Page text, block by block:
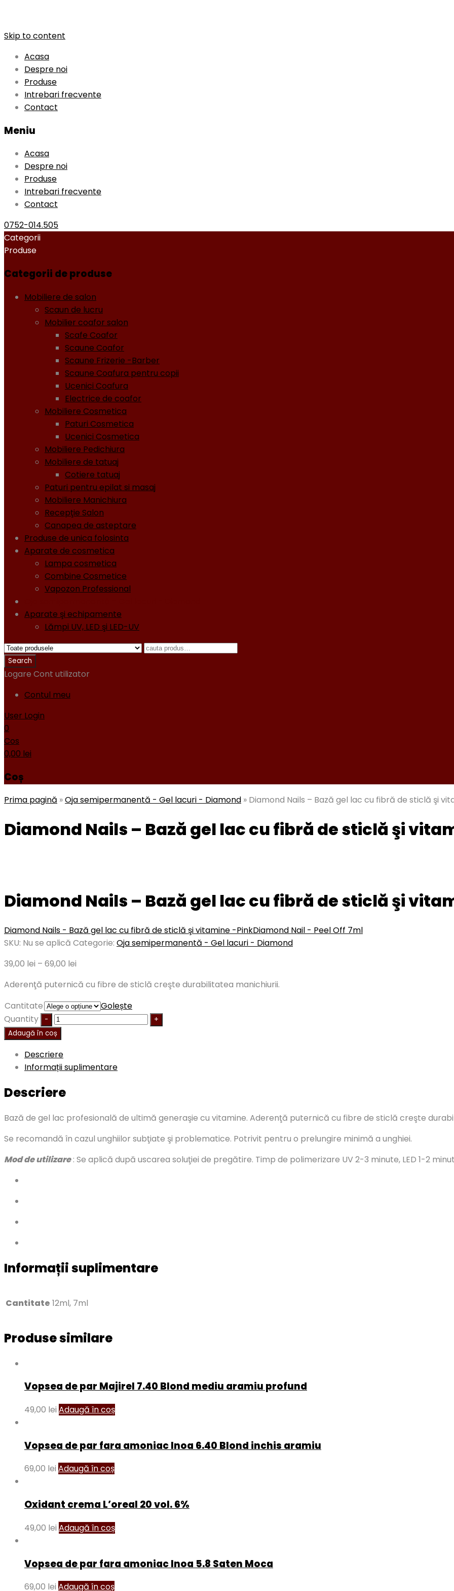
Skip to content
Acasa
Despre noi
Produse
Intrebari frecvente
Contact
Meniu
Acasa
Despre noi
Produse
Intrebari frecvente
Contact
0752-014.505
Categorii
Produse
Categorii de produse
Mobiliere de salon
Scaun de lucru
Mobilier coafor salon
Scafe Coafor
Scaune Coafor
Scaune Frizerie -Barber
Scaune Coafura pentru copii
Ucenici Coafura
Electrice de coafor
Mobiliere Cosmetica
Paturi Cosmetica
Ucenici Cosmetica
Mobiliere Pedichiura
Mobiliere de tatuaj
Cotiere tatuaj
Paturi pentru epilat si masaj
Mobiliere Manichiura
Recepţie Salon
Canapea de asteptare
Produse de unica folosinta
Aparate de cosmetica
Lampa cosmetica
Combine Cosmetice
Vapozon Professional
Aparate şi echipamente
Lămpi UV, LED şi LED-UV
Logare Cont utilizator
Contul meu
User Login
0
Cos
0,00 lei
Coș
Prima pagină »Oja semipermanentă - Gel lacuri - Diamond » Diamond Nails – Bază gel lac cu fibră de sticlă şi
Diamond Nails – Bază gel lac cu fibră de sticlă şi
Diamond Nails – Bază gel lac cu fibră de sticlă şi
Diamond Nails - Bază gel lac cu fibră de sticlă şi vitamine -PinkDiamond Nail - Peel Off 7ml
SKU: Nu se aplică Categorie: Oja semipermanentă - Gel lacuri - Diamond
39,00 lei – 69,00 lei
Aderenţă puternică cu fibre de sticlă creşte durabilitatea manichiurii.
Cantitate
Golește
Quantity
Adaugă în coș
Descriere
Informații suplimentare
Descriere
Bază de gel lac profesională de ultimă generaşie cu vitamine. Aderenţă puternică cu fibre de sticlă creşte
Se recomandă în cazul unghiilor subţiate şi problematice. Potrivit pentru o prelungire minimă a unghiei.
Mod de utilizare : Se aplică după uscarea soluţiei de pregătire. Timp de polimerizare UV 2-3 minute, LED 1-2
Informații suplimentare
Cantitate 12ml, 7ml
Produse similare
Vopsea de par Majirel 7.40 Blond mediu aramiu profund
49,00 lei Adaugă în coș
Vopsea de par fara amoniac Inoa 6.40 Blond inchis aramiu
69,00 lei Adaugă în coș
Oxidant crema L’oreal 20 vol. 6%
49,00 lei Adaugă în coș
Vopsea de par fara amoniac Inoa 5.8 Saten Moca
69,00 lei Adaugă în coș